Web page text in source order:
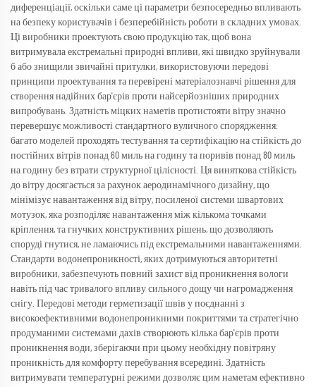
диференціації, оскільки саме ці параметри безпосередньо впливають
на безпеку користувачів і безперебійність роботи в складних умовах.
Ці виробники проектують свою продукцію так, щоб вона
витримувала екстремальні природні впливи, які швидко зруйнували
б або знищили звичайні притулки, використовуючи передові
принципи проектування та перевірені матеріалознавчі рішення для
створення надійних бар'єрів проти найсерйозніших природних
випробувань. Здатність міцких наметів протистояти вітру значно
перевершує можливості стандартного вуличного спорядження:
багато моделей проходять тестування та сертифікацію на стійкість до
постійних вітрів понад 60 миль на годину та поривів понад 80 миль
на годину без втрати структурної цілісності. Ця виняткова стійкість
до вітру досягається за рахунок аеродинамічного дизайну, що
мінімізує навантаження від вітру, посиленої системи швартових
мотузок, яка розподіляє навантаження між кількома точками
кріплення, та гнучких конструктивних рішень, що дозволяють
споруді гнутися, не ламаючись під екстремальними навантаженнями.
Стандарти водонепроникності, яких дотримуються авторитетні
виробники, забезпечують повний захист від проникнення вологи
навіть під час тривалого впливу сильного дощу чи нагромадження
снігу. Передові методи герметизації швів у поєднанні з
високоефективними водонепроникними покриттями та стратегічно
продуманими системами дахів створюють кілька бар'єрів проти
проникнення води, зберігаючи при цьому необхідну повітряну
проникність для комфорту перебування всередині. Здатність
витримувати температурні режими дозволяє цим наметам ефективно